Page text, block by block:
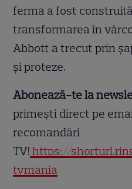
ferma a fost
transformarea în
Abbott a trecut prin
și proteze.
Abonează-te la
primești direct pe
recomandări
TV! https://
tvmania